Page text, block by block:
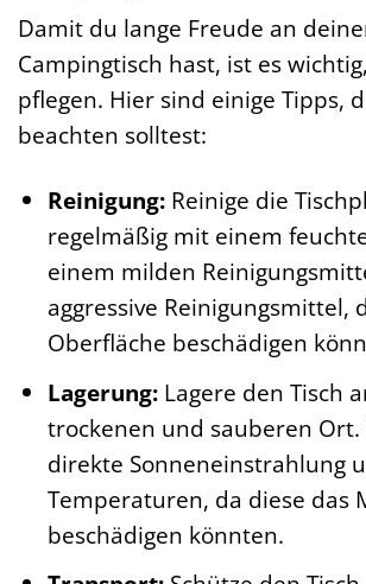
Damit du lange Freude an
Campingtisch hast, ist es
pflegen. Hier sind einige Tipps,
beachten solltest:
Reinigung:Reinige die
regelmäßig mit einem
einem milden
aggressive Reinigungsmittel,
Oberfläche beschädigen
Lagerung:Lagere den Tisch
trockenen und sauberen Ort.
direkte Sonneneinstrahlung
Temperaturen, da diese das
beschädigen könnten.